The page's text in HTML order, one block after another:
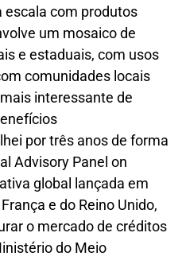
escala com produtos
um mosaico de
e estaduais, com usos
comunidades locais
interessante de
por três anos de forma
Advisory Panel on
global lançada em
e do Reino Unido,
o mercado de créditos
do Meio